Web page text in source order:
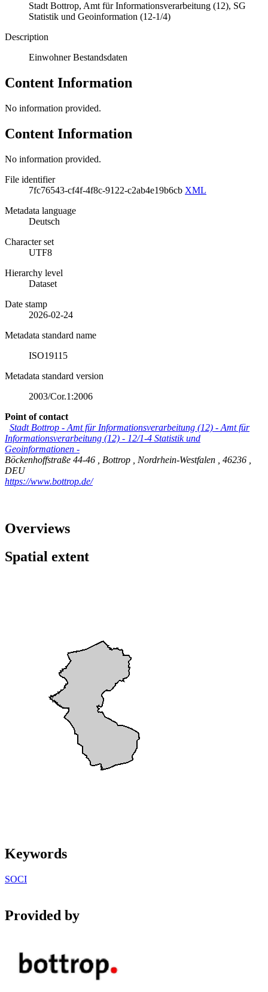
Stadt Bottrop, Amt für Informationsverarbeitung (12), SG
Statistik und Geoinformation (12-1/4)
Description
Einwohner Bestandsdaten
Content Information
No information provided.
Content Information
No information provided.
File identifier
7fc76543-cf4f-4f8c-9122-c2ab4e19b6cb XML
Metadata language
Deutsch
Character set
UTF8
Hierarchy level
Dataset
Date stamp
2026-02-24
Metadata standard name
ISO19115
Metadata standard version
2003/Cor.1:2006
Point of contact
Stadt Bottrop - Amt für Informationsverarbeitung (12) - Amt für
Informationsverarbeitung (12) - 12/1-4 Statistik und
Geoinformationen -
Böckenhoffstraße 44-46
Bottrop Nordrhein-Westfalen 46236
DEU
https://www.bottrop.de/
Overviews
Spatial extent
Keywords
SOCI
Provided by